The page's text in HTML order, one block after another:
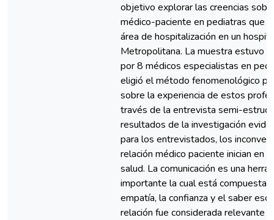
objetivo explorar las creencias
médico-paciente en pediatras que
área de hospitalización en un
Metropolitana. La muestra estuvo
por 8 médicos especialistas en
eligió el método fenomenológico
sobre la experiencia de estos
través de la entrevista semi-
resultados de la investigación
para los entrevistados, los
relación médico paciente inician en
salud. La comunicación es una
importante la cual está compuesta
empatía, la confianza y el saber
relación fue considerada relevante